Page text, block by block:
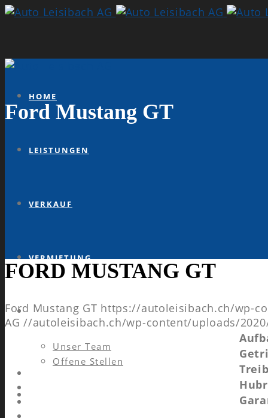
HOME
LEISTUNGEN
VERKAUF
VERMIETUNG
FIRMA
Unser Team
Offene Stellen
Ford Mustang GT
FORD MUSTANG GT
Ford Mustang GT https://autoleisibach.ch/wp-
AG //autoleisibach.ch/wp-content/uploads/